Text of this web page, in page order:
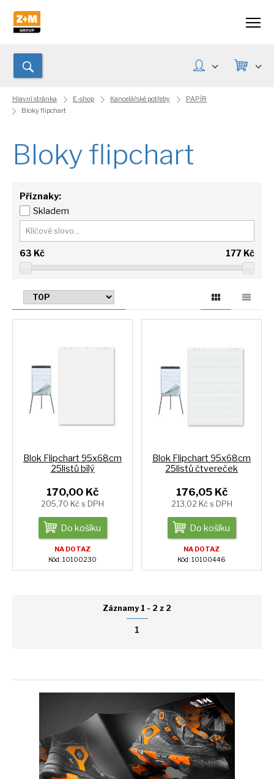
Hlavní stránka E-shop Kancelářské potřeby
PAPÍR
Bloky flipchart
Bloky flipchart
Příznaky:
Skladem
63 Kč 177 Kč
Blok Flipchart 95x68cm
25listů bílý
170,00 Kč
205,70 Kč s DPH
Do košíku
NA DOTAZ
Kód: 10100230
Blok Flipchart 95x68cm
25listů čtvereček
176,05 Kč
213,02 Kč s DPH
Do košíku
NA DOTAZ
Kód: 10100446
Záznamy 1 - 2 z 2
1